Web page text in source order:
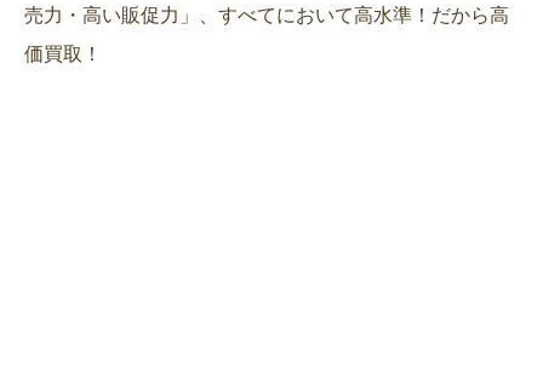
売力・高い販促力」、すべてにおいて高水準！だから高
価買取！